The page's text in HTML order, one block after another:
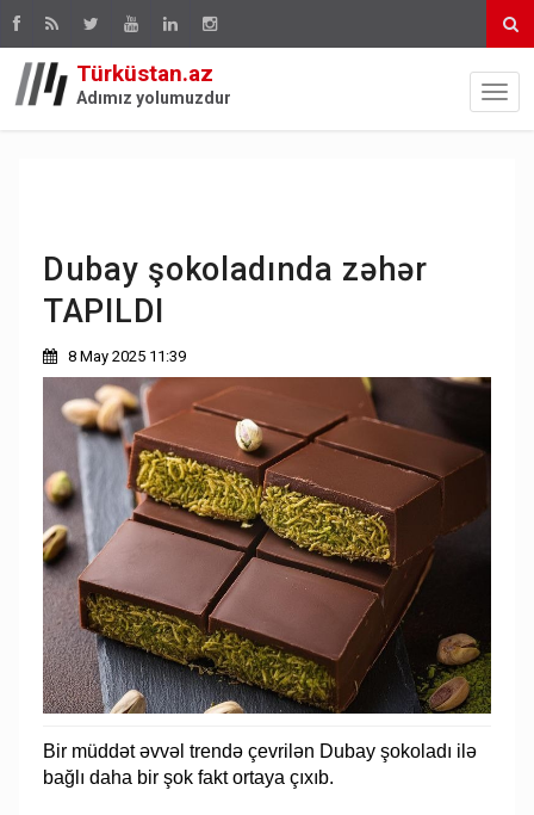
Türküstan.az
Adımız yolumuzdur
Dubay şokoladında zəhər
TAPILDI
8 May 2025 11:39
Bir müddət əvvəl trendə çevrilən Dubay şokoladı ilə
bağlı daha bir şok fakt ortaya çıxıb.